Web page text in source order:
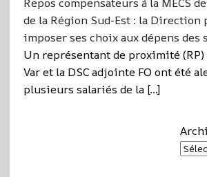
de la Région Sud-Est : la Direction
imposer ses choix aux dépens des
Un représentant de proximité
Var et la DSC adjointe FO ont été
plusieurs salariés de la […]